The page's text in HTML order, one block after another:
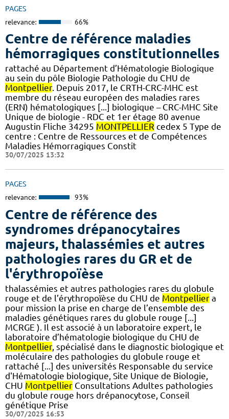
PAGES
relevance: 66%
Centre de référence maladies
hémorragiques constitutionnelles
rattaché au Département d’Hématologie Biologique
au sein du pôle Biologie Pathologie du CHU de
Montpellier. Depuis 2017, le CRTH-CRC-MHC est
membre du réseau européen des maladies rares
(ERN) hématologiques [...] biologique – CRC-MHC Site
Unique de biologie - RDC et 1er étage 80 avenue
Augustin Fliche 34295 MONTPELLIER cedex 5 Type de
centre : Centre de Ressources et de Compétences
Maladies Hémorragiques Constit
30/07/2025 13:32
PAGES
relevance: 93%
Centre de référence des
syndromes drépanocytaires
majeurs, thalassémies et autres
pathologies rares du GR et de
l'érythropoïèse
thalassémies et autres pathologies rares du globule
rouge et de l’érythropoïèse du CHU de Montpellier a
pour mission la prise en charge de l’ensemble des
maladies génétiques rares du globule rouge [...]
MCRGE ). Il est associé à un laboratoire expert, le
laboratoire d’hématologie biologique du CHU de
Montpellier, spécialisé dans le diagnostic biologique et
moléculaire des pathologies du globule rouge et
rattaché [...] des universités Responsable du service
d'Hématologie biologique, Site Unique de Biologie,
CHU Montpellier Consultations Adultes pathologies
du globule rouge hors drépanocytose, Conseil
génétique Prise
30/07/2025 16:53